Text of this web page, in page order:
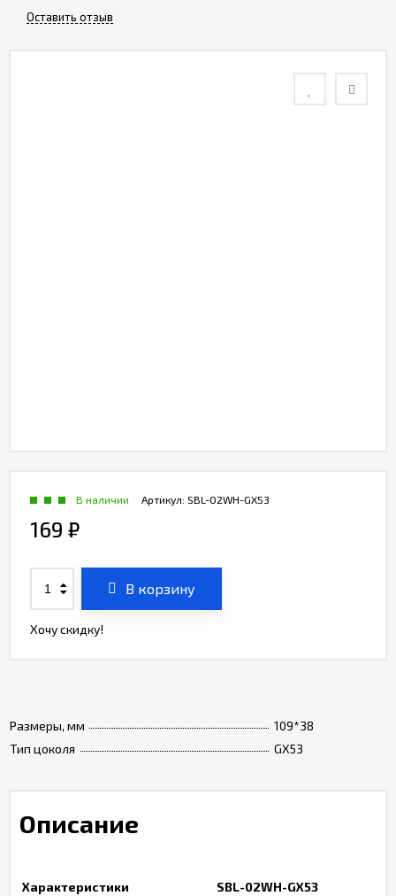
Оставить отзыв
Размеры, мм
109*38
Тип цоколя
GX53
Артикул: SBL-02WH-GX53
В наличии
169 ₽
В корзину
Хочу скидку!
Описание
Характеристики
SBL-02WH-GX53